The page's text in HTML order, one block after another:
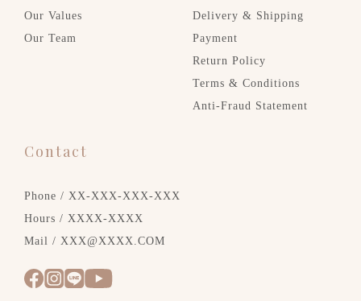
Our Values
Our Team
Delivery & Shipping
Payment
Return Policy
Terms & Conditions
Anti-Fraud Statement
Contact
Phone / XX-XXX-XXX-XXX
Hours / XXXX-XXXX
Mail / XXX@XXXX.COM